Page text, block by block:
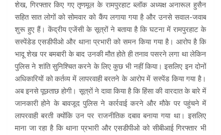
शेख, गिरफ्तार किए गए तृणमूल के रामपुरहाट ब्लॉक अध्यक्ष अनारूल हुसैन
सहित सात लोगों को सोमवार को कैंप लगाया गया है और उनसे सवाल-जवाब
शुरू हुए हैं। केंद्रीय एजेंसी के सूत्रों ने बताया है कि घटना में रामपुरहाट के
सस्पेंडेड एसडीपीओ और थाना प्रभारी को समन किया गया है। आरोप है कि
भादू शेख पर बमबारी के बाद उनकी मौत होते ही तनाव पसरने लगा था लेकिन
पुलिस ने शांति सुनिश्चित करने के लिए कुछ भी नहीं किया। इसलिए इन दोनों
अधिकारियों को कर्तव्य में लापरवाही बरतने के आरोप में सस्पेंड किया गया है।
अब इनसे पूछताछ होगी। सूत्रों ने दावा किया है कि हिंसा की वारदात के बारे में
जानकारी होने के बावजूद पुलिस ने कार्रवाई करने और मौके पर पहुंचने में
लापरवाही बरती क्योंकि उन पर राजनीतिक दबाव बनाया गया था। इसलिए
माना जा रहा है कि थाना प्रभारी और एसडीपीओ को सीबीआई गिरफ्तार भी